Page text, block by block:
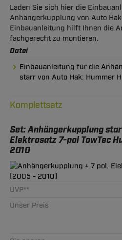
Laden Sie sich hier die
Anhängerkupplung von Auto
Einbauanleitung hilft Ihnen die
fachgerecht zu montieren.
Datei
Einbauanleitung für die
starr von Auto Hak: Hummer
Komplettsatz
Set: Anhängerkupplung
Elektrosatz 7-pol TowTec
2010
UVP**
Unser Preis